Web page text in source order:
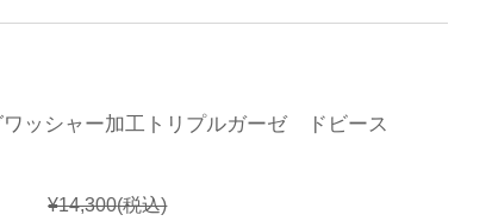
ワッシャー加工トリプルガーゼ ドビース
¥14,300(税込)